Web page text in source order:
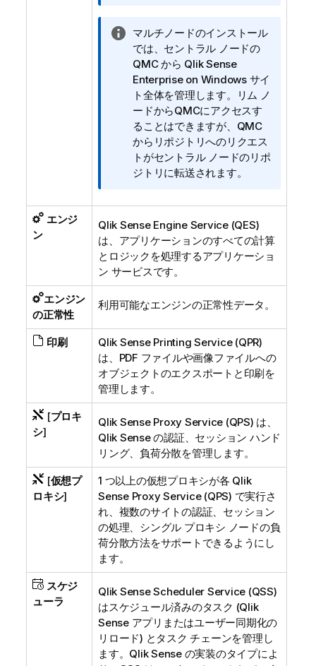
情
報
メ
モ
マルチノードのインストール
では、セントラル ノードの
QMCから Qlik Sense
Enterprise on Windowsサイ
ト全体を管理します。リム ノ
ードからQMCにアクセスす
ることはできますが、 QMC
からリポジトリへのリクエス
トがセントラル ノードのリポ
ジトリに転送されます。
エンジ
ン
Qlik Sense Engine Service (QES)
は、アプリケーションのすべての計算
とロジックを処理するアプリケーショ
ン サービスです。
エンジン
の正常性
利用可能なエンジンの正常性データ。
印刷 Qlik Sense Printing Service(QPR)
は、PDF ファイルや画像ファイルへの
オブジェクトのエクスポートと印刷を
管理します。
[プロキ
シ]
Qlik Sense Proxy Service (QPS) は、
Qlik Senseの認証、セッション ハンド
リング、負荷分散を管理します。
[仮想プ
ロキシ]
1 つ以上の仮想プロキシが各 Qlik
Sense Proxy Service(QPS) で実行さ
れ、複数のサイトの認証、セッション
の処理、シングル プロキシ ノードの負
荷分散方法をサポートできるようにし
ます。
スケジ
ューラ
Qlik Sense Scheduler Service (QSS)
はスケジュール済みのタスク (Qlik
Senseアプリまたはユーザー同期化の
リロード) とタスク チェーンを管理し
ます。 Qlik Senseの実装のタイプによ